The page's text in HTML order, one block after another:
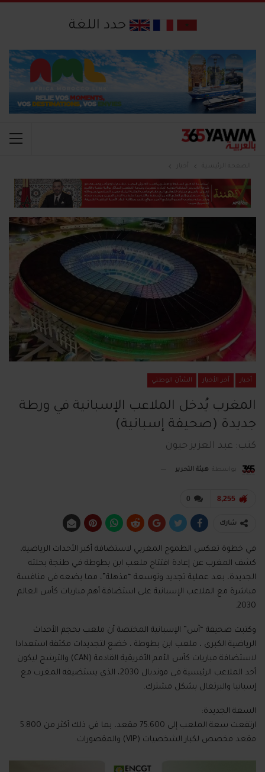
حدد اللغة
الصفحة الرئيسية
أخبار آخر الأخبار الشأن الوطني
المغرب يُدخل الملاعب الإسبانية في ورطة
جديدة (صحيفة إسبانية)
كتب: عبد العزيز حيون
بواسطة هيئة التحرير
0 8,255
شارك
في خطوة تعكس الطموح المغربي لاستضافة أكبر الأحداث الرياضية،
كشف المغرب عن إعادة افتتاح ملعب ابن بطوطة في طنجة بحلته
الجديدة، بعد عملية تجديد وتوسعة “مذهلة”، مما يضعه في منافسة
مباشرة مع الملاعب الإسبانية على استضافة أهم مباريات كأس العالم
2030.
وكتبت صحيفة “آس” الإسبانية المختصة أن ملعب بحجم الأحداث
الرياضية الكبرى ، ملعب ابن بطوطة ، خضع لتجديدات مكثفة استعدادا
لاستضافة مباريات كأس الأمم الأفريقية القادمة (CAN) والترشح ليكون
أحد الملاعب الرئيسية في مونديال 2030، الذي يستضيفه المغرب مع
إسبانيا والبرتغال بشكل مشترك.
السعة الجديدة:
ارتفعت سعة الملعب إلى 75.600 مقعد، بما في ذلك أكثر من 5.800
مقعد مخصص لكبار الشخصيات (VIP) والمقصورات.